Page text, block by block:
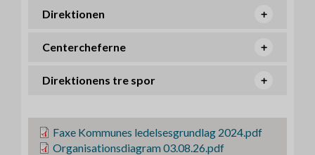
Direktionen
Centercheferne
Direktionens tre spor
Faxe Kommunes ledelsesgrundlag 2024.pdf
Organisationsdiagram 03.08.26.pdf